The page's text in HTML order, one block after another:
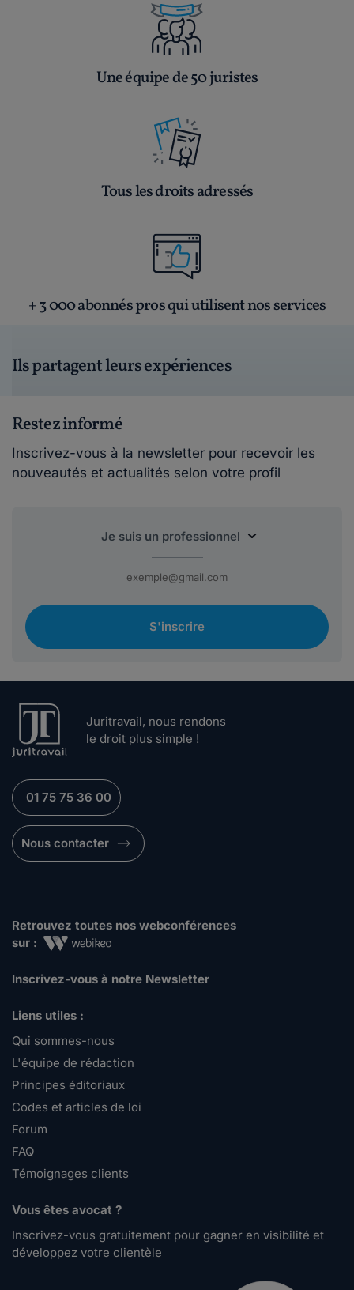
Une équipe de 50 juristes
Tous les droits adressés
+ 3 000 abonnés pros qui utilisent nos services
Ils partagent leurs expériences
Restez informé
Inscrivez-vous à la newsletter pour recevoir les
nouveautés et actualités selon votre profil
S'inscrire
Juritravail, nous rendons
le droit plus simple !
01 75 75 36 00
Nous contacter
Retrouvez toutes nos webconférences
sur :
Inscrivez-vous à notre Newsletter
Liens utiles :
Qui sommes-nous
L'équipe de rédaction
Principes éditoriaux
Codes et articles de loi
Forum
FAQ
Témoignages clients
Vous êtes avocat ?
Inscrivez-vous gratuitement pour gagner en visibilité et
développez votre clientèle